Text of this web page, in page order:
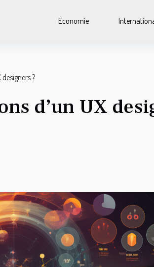
Economie
designers ?
d’un UX